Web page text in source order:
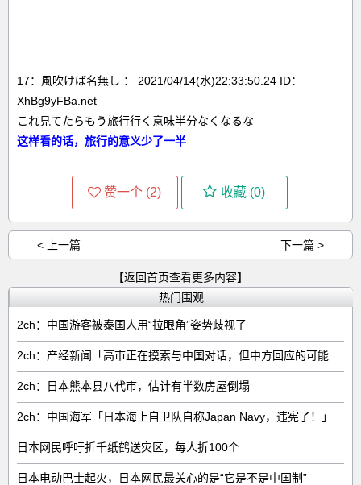
17：風吹けば名無し ： 2021/04/14(水)22:33:50.24 ID：
XhBg9yFBa.net
これ見てたらもう旅行行く意味半分なくなるな
这样看的话，旅行的意义少了一半
赞一个 (2) 收藏 (0)
< 上一篇 下一篇 >
【返回首页查看更多内容】
热门围观
2ch：中国游客被泰国人用“拉眼角”姿势歧视了
2ch：日本熊本县八代市，估计有半数房屋倒塌
2ch：中国海军「日本海上自卫队自称Japan Navy，违宪了！」
日本网民呼吁折千纸鹤送灾区，每人折100个
日本电动巴士起火，日本网民最关心的是“它是不是中国制”